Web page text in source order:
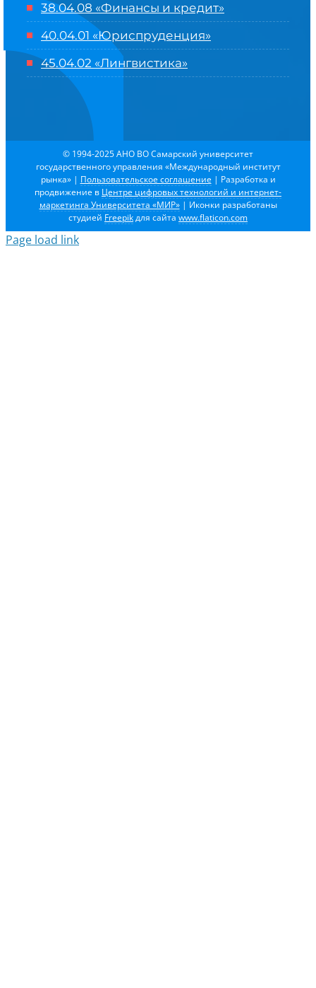
38.04.08 «Финансы и кредит»
40.04.01 «Юриспруденция»
45.04.02 «Лингвистика»
© 1994-2025 АНО ВО Самарский университет
государственного управления «Международный институт
рынка» | Пользовательское соглашение | Разработка и
продвижение в Центре цифровых технологий и интернет-
маркетинга Университета «МИР»| Иконки разработаны
студией Freepikдля сайта www.flaticon.com
Page load link